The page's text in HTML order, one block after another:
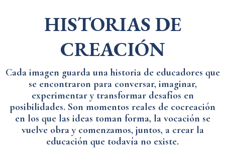
HISTORIAS DE
CREACIÓN
Cada imagen guarda una historia de educadores que
se encontraron para conversar, imaginar,
experimentar y transformar desafíos en
posibilidades. Son momentos reales de cocreación
en los que las ideas toman forma, la vocación se
vuelve obra y comenzamos, juntos, a crear la
educación que todavía no existe.